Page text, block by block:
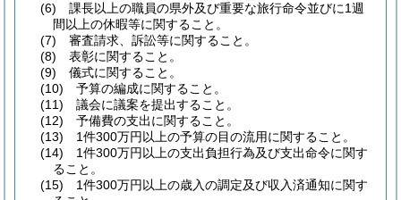
(6)
課長以上の職員の県外及び重要な旅行命令並びに1週
間以上の休暇等に関すること。
(7)
審査請求、訴訟等に関すること。
(8)
表彰に関すること。
(9)
儀式に関すること。
(10)
予算の編成に関すること。
(11)
議会に議案を提出すること。
(12)
予備費の支出に関すること。
(13)
1件300万円以上の予算の目の流用に関すること。
(14)
1件300万円以上の支出負担行為及び支出命令に関す
ること。
(15)
1件300万円以上の歳入の調定及び収入済通知に関す